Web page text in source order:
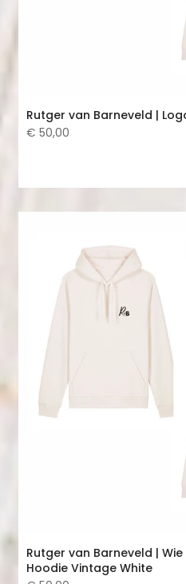
Rutger van Barneveld |
€ 50,00
Rutger van Barneveld | Wie
Hoodie Vintage White